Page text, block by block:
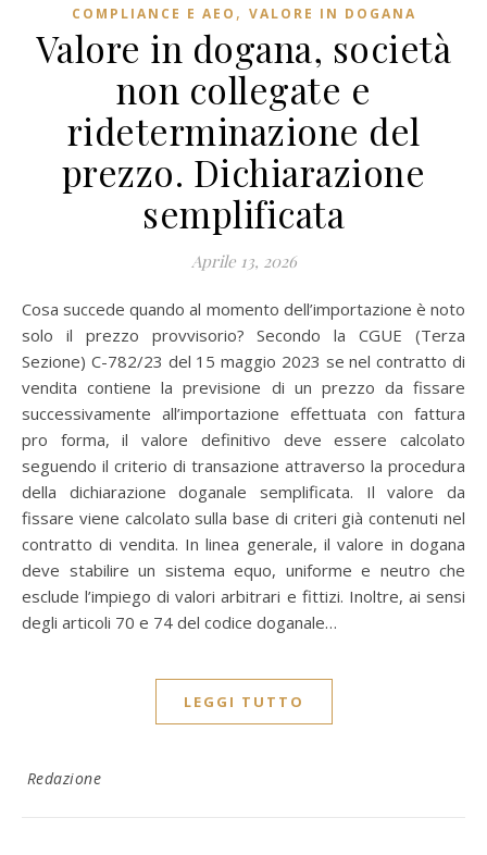
COMPLIANCE E AEO , VALORE IN DOGANA
Valore in dogana, società
non collegate e
rideterminazione del
prezzo. Dichiarazione
semplificata
Aprile 13, 2026
Cosa succede quando al momento dell’importazione è noto
solo il prezzo provvisorio? Secondo la CGUE (Terza
Sezione) C-782/23 del 15 maggio 2023 se nel contratto di
vendita contiene la previsione di un prezzo da fissare
successivamente all’importazione effettuata con fattura
pro forma, il valore definitivo deve essere calcolato
seguendo il criterio di transazione attraverso la procedura
della dichiarazione doganale semplificata. Il valore da
fissare viene calcolato sulla base di criteri già contenuti nel
contratto di vendita. In linea generale, il valore in dogana
deve stabilire un sistema equo, uniforme e neutro che
esclude l’impiego di valori arbitrari e fittizi. Inoltre, ai sensi
degli articoli 70 e 74 del codice doganale…
LEGGI TUTTO
Redazione